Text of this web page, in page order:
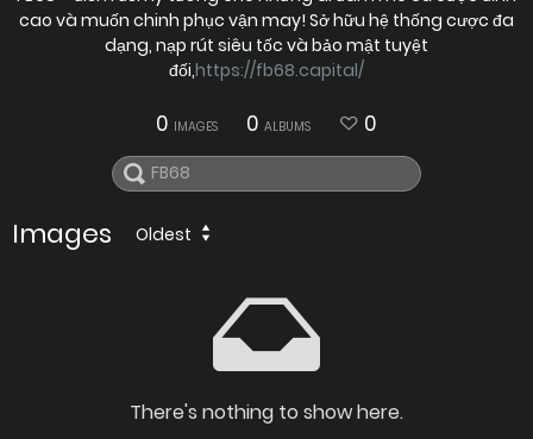
cao và muốn chinh phục vận may! Sở hữu hệ thống cược đa
dạng, nạp rút siêu tốc và bảo mật tuyệt
đối,https://fb68.capital/
0 IMAGES 0 ALBUMS 0
Images Oldest
There's nothing to show here.